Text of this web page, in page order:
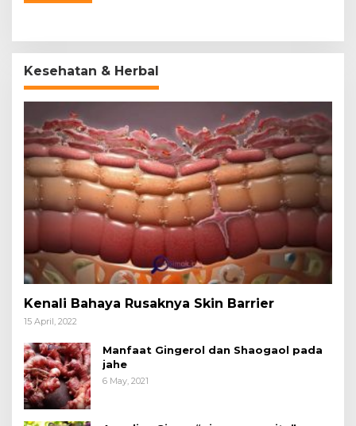
Kesehatan & Herbal
Kenali Bahaya Rusaknya Skin Barrier
15 April, 2022
Manfaat Gingerol dan Shaogaol pada
jahe
6 May, 2021